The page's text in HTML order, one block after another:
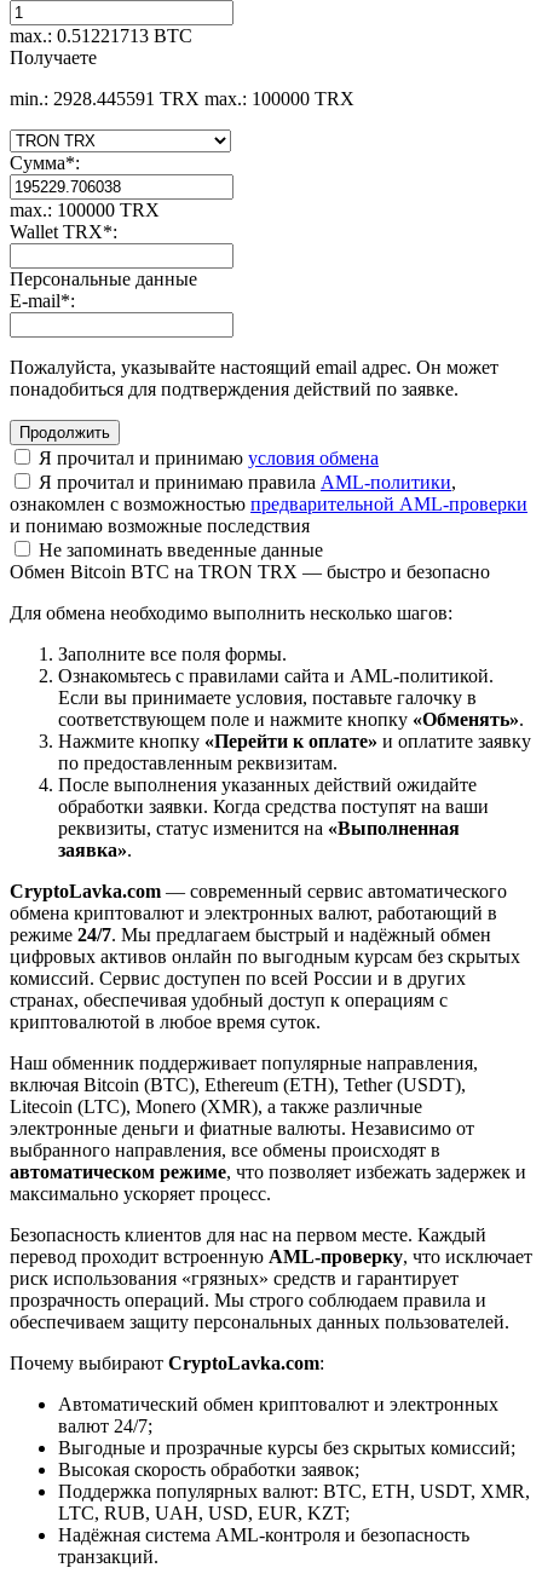
max.: 0.51221713 BTC
Получаете
min.: 2928.445591 TRX max.: 100000 TRX
Сумма*:
max.: 100000 TRX
Wallet TRX*:
Персональные данные
E-mail*:
Пожалуйста, указывайте настоящий email адрес. Он может
понадобиться для подтверждения действий по заявке.
Я прочитал и принимаю условия обмена
Я прочитал и принимаю правила AML-политики,
ознакомлен с возможностью предварительной AML-проверки
и понимаю возможные последствия
Не запоминать введенные данные
Обмен Bitcoin BTC на TRON TRX — быстро и безопасно
Для обмена необходимо выполнить несколько шагов:
Заполните все поля формы.
Ознакомьтесь с правилами сайта и AML-политикой.
Если вы принимаете условия, поставьте галочку в
соответствующем поле и нажмите кнопку «Обменять».
Нажмите кнопку «Перейти к оплате» и оплатите заявку
по предоставленным реквизитам.
После выполнения указанных действий ожидайте
обработки заявки. Когда средства поступят на ваши
реквизиты, статус изменится на «Выполненная
заявка».
CryptoLavka.com — современный сервис автоматического
обмена криптовалют и электронных валют, работающий в
режиме 24/7. Мы предлагаем быстрый и надёжный обмен
цифровых активов онлайн по выгодным курсам без скрытых
комиссий. Сервис доступен по всей России и в других
странах, обеспечивая удобный доступ к операциям с
криптовалютой в любое время суток.
Наш обменник поддерживает популярные направления,
включая Bitcoin (BTC), Ethereum (ETH), Tether (USDT),
Litecoin (LTC), Monero (XMR), а также различные
электронные деньги и фиатные валюты. Независимо от
выбранного направления, все обмены происходят в
автоматическом режиме, что позволяет избежать задержек и
максимально ускоряет процесс.
Безопасность клиентов для нас на первом месте. Каждый
перевод проходит встроенную AML-проверку, что исключает
риск использования «грязных» средств и гарантирует
прозрачность операций. Мы строго соблюдаем правила и
обеспечиваем защиту персональных данных пользователей.
Почему выбирают CryptoLavka.com:
Автоматический обмен криптовалют и электронных
валют 24/7;
Выгодные и прозрачные курсы без скрытых комиссий;
Высокая скорость обработки заявок;
Поддержка популярных валют: BTC, ETH, USDT, XMR,
LTC, RUB, UAH, USD, EUR, KZT;
Надёжная система AML-контроля и безопасность
транзакций.